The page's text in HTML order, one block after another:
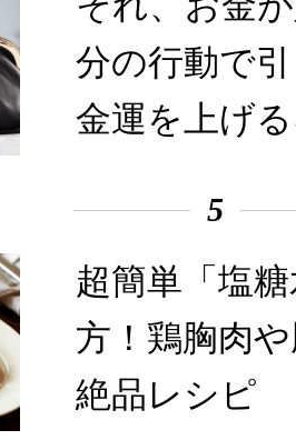
分の行動で
金運を上げ
5
超簡単「塩
方！鶏胸肉
絶品レシピ